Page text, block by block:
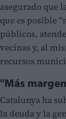
asegurado que
que es posible
públicos,
vecinas y, al
recursos
"Más
Catalunya ha
la deuda y la